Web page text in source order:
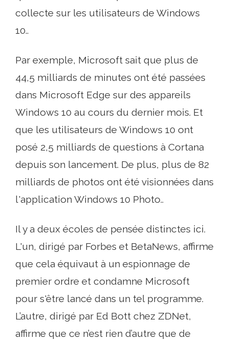
collecte sur les utilisateurs de Windows
10..
Par exemple, Microsoft sait que plus de
44,5 milliards de minutes ont été passées
dans Microsoft Edge sur des appareils
Windows 10 au cours du dernier mois. Et
que les utilisateurs de Windows 10 ont
posé 2,5 milliards de questions à Cortana
depuis son lancement. De plus, plus de 82
milliards de photos ont été visionnées dans
l'application Windows 10 Photo..
Il y a deux écoles de pensée distinctes ici.
L'un, dirigé par Forbes et BetaNews, affirme
que cela équivaut à un espionnage de
premier ordre et condamne Microsoft
pour s'être lancé dans un tel programme.
L’autre, dirigé par Ed Bott chez ZDNet,
affirme que ce n’est rien d’autre que de